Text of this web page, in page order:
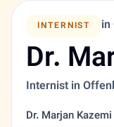
INTERNIST in
Dr.
Internist in
Dr. Marjan